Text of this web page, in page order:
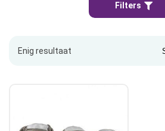
Filters
Enig resultaat